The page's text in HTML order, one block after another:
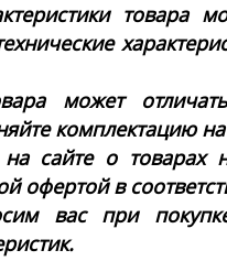
товара
может
комплектацию
сайте о товарах
офертой в
вас при